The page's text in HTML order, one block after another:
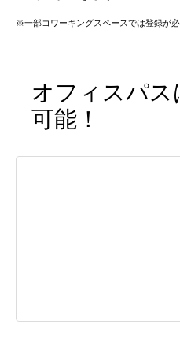
※一部コワーキングスペースでは登録が
オフィスパス
可能！